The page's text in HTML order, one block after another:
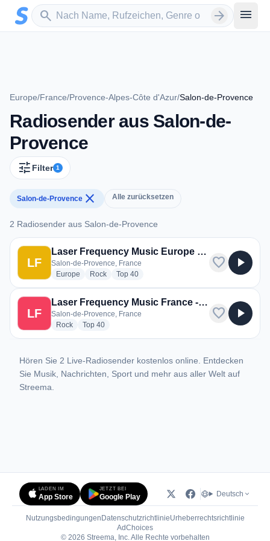
Zum Hauptinhalt springen
search
Sender suchen arrow_forward menu
Europe/France/Provence-Alpes-Côte d'Azur/Salon-de-Provence
Radiosender aus Salon-de-
Provence
tune Filter 1
Salon-de-Provence close Alle zurücksetzen
2 Radiosender aus Salon-de-Provence
2 Radiosender aus Salon-de-Provence
LF
Laser Frequency Music Europe - Laser FM Europe
Salon-de-Provence, France
Europe radio stations
Rockradio stations
Top 40radio stations
favorite play_arrow
LF
Laser Frequency Music France - Laser FM France
Salon-de-Provence, France
Rockradio stations
Top 40radio stations
favorite play_arrow
Hören Sie 2 Live-Radiosender kostenlos online. Entdecken
Sie Musik, Nachrichten, Sport und mehr aus aller Welt auf
Streema.
LADEN IM
App Store
JETZT BEI
Google Play Deutsch
Nutzungsbedingungen DatenschutzrichtlinieUrheberrechtsrichtlinie
AdChoices(öffnet in neuem Tab)
© 2026 Streema, Inc. Alle Rechte vorbehalten